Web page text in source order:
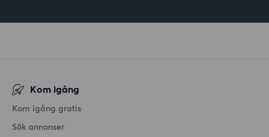
Kom igång
Kom igång gratis
Sök annonser